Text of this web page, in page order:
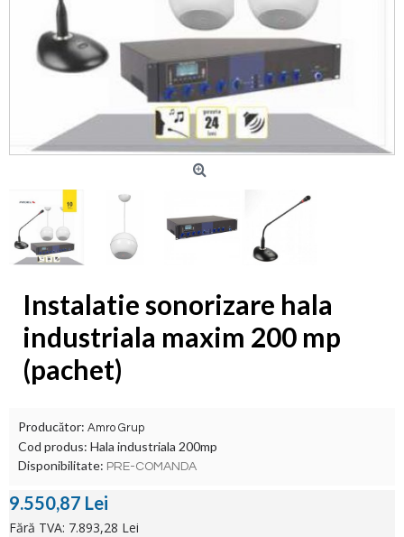
Instalatie sonorizare hala
industriala maxim 200 mp
(pachet)
Producător: Amro Grup
Cod produs: Hala industriala 200mp
Disponibilitate: PRE-COMANDA
9.550,87 Lei
Fără TVA: 7.893,28 Lei